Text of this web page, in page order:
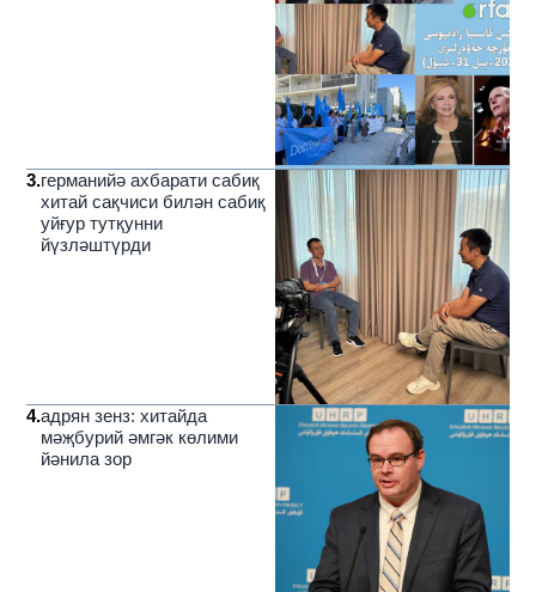
3.германийә ахбарати сабиқ
хитай сақчиси билән сабиқ
уйғур тутқунни
йүзләштүрди
4.адрян зенз: хитайда
мәҗбурий әмгәк көлими
йәнила зор